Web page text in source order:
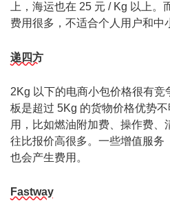
上，海运也在 25 元 / Kg 以上
费用很多，不适合个人用户和中
递四方
2Kg 以下的电商小包价格很有
板是超过 5Kg 的货物价格优势
用，比如燃油附加费、操作费、
往比报价高很多。一些增值服务
也会产生费用。
Fastway